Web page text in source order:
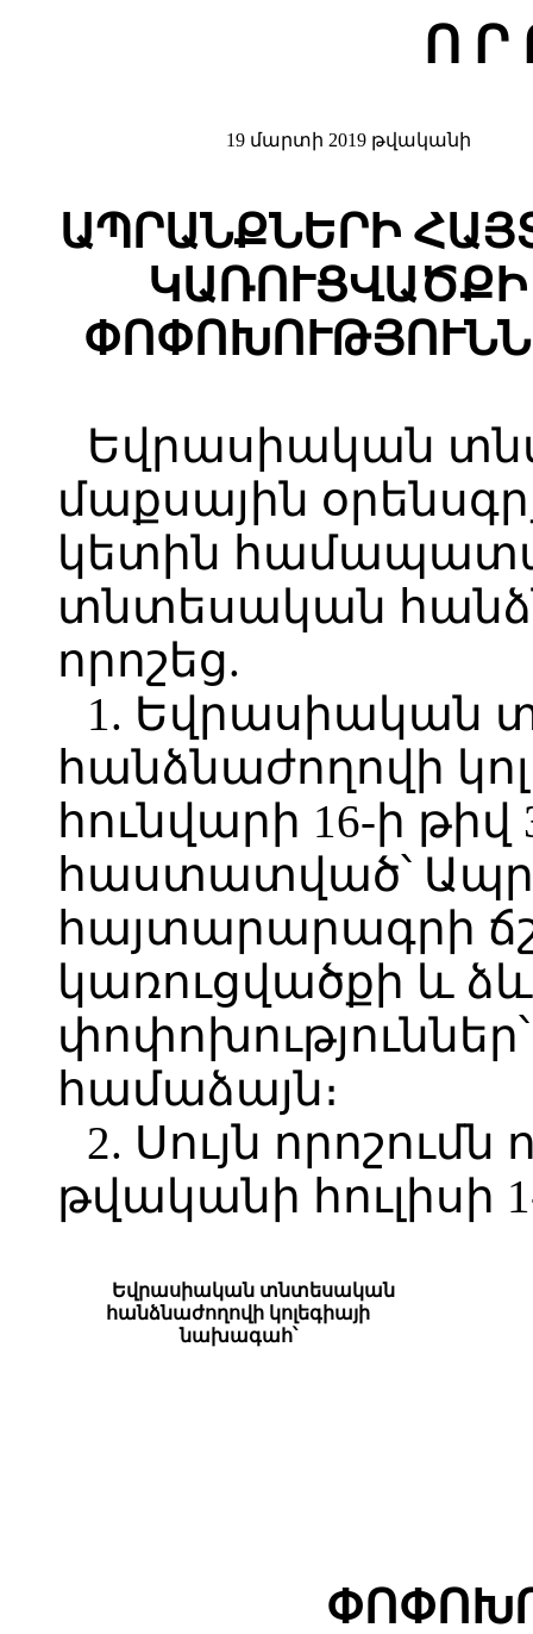
Ո Ր
19 մարտի 2019 թվականի
ԱՊՐԱՆՔՆԵՐԻ
Եվրասիական
մաքսային
կետին
տնտեսական
որոշեց.
1. Եվրասիական
հանձնաժողովի
հունվարի 16-ի թիվ
հաստատված՝
հայտարարագրի
կառուցվածքի և
համաձայն։
2. Սույն որոշումն
թվականի հուլիսի
Եվրասիական տնտեսական
հանձնաժողովի կոլեգիայի
նախագահ՝